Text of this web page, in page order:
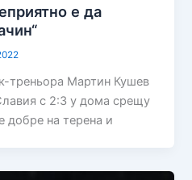
е да
треньора Мартин Кушев
с 2:3 у дома срещу
на терена и